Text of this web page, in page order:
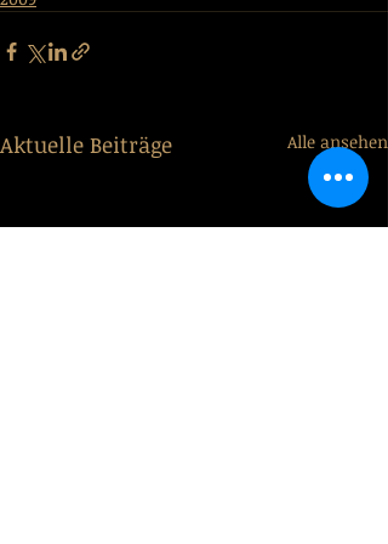
Aktuelle Beiträge Alle ansehen